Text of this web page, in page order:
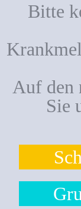
Bitte
Auf den
Sie